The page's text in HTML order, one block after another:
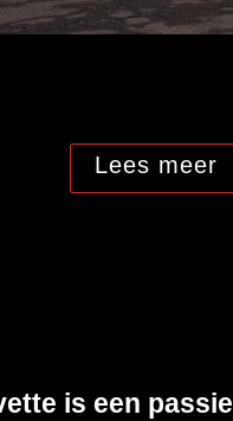
Lees meer
is een passie